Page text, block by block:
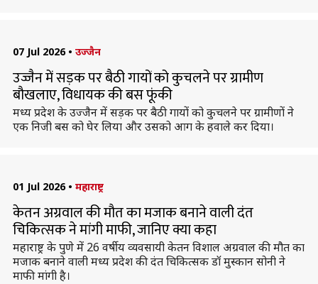
07 Jul 2026 • उज्जैन
उज्जैन में सड़क पर बैठी गायों को कुचलने पर ग्रामीण
बौखलाए, विधायक की बस फूंकी
मध्य प्रदेश के उज्जैन में सड़क पर बैठी गायों को कुचलने पर ग्रामीणों ने
एक निजी बस को घेर लिया और उसको आग के हवाले कर दिया।
01 Jul 2026 • महाराष्ट्र
केतन अग्रवाल की मौत का मजाक बनाने वाली दंत
चिकित्सक ने मांगी माफी, जानिए क्या कहा
महाराष्ट्र के पुणे में 26 वर्षीय व्यवसायी केतन विशाल अग्रवाल की मौत का
मजाक बनाने वाली मध्य प्रदेश की दंत चिकित्सक डॉ मुस्कान सोनी ने
माफी मांगी है।